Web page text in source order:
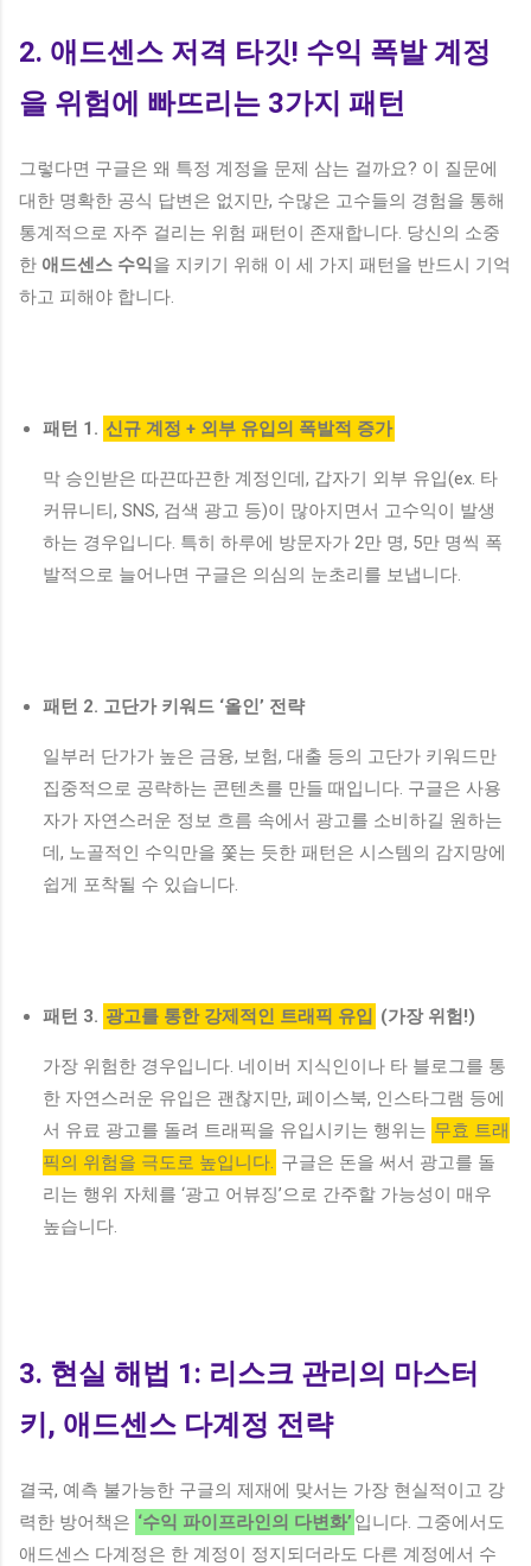
2. 애드센스 저격 타깃! 수익 폭발 계정
을 위험에 빠뜨리는 3가지 패턴
그렇다면 구글은 왜 특정 계정을 문제 삼는 걸까요? 이 질문에
대한 명확한 공식 답변은 없지만, 수많은 고수들의 경험을 통해
통계적으로 자주 걸리는 위험 패턴이 존재합니다. 당신의 소중
한 애드센스 수익을 지키기 위해 이 세 가지 패턴을 반드시 기억
하고 피해야 합니다.
패턴 1. 신규 계정 + 외부 유입의 폭발적 증가
막 승인받은 따끈따끈한 계정인데, 갑자기 외부 유입(ex. 타
커뮤니티, SNS, 검색 광고 등)이 많아지면서 고수익이 발생
하는 경우입니다. 특히 하루에 방문자가 2만 명, 5만 명씩 폭
발적으로 늘어나면 구글은 의심의 눈초리를 보냅니다.
패턴 2. 고단가 키워드 ‘올인’ 전략
일부러 단가가 높은 금융, 보험, 대출 등의 고단가 키워드만
집중적으로 공략하는 콘텐츠를 만들 때입니다. 구글은 사용
자가 자연스러운 정보 흐름 속에서 광고를 소비하길 원하는
데, 노골적인 수익만을 쫓는 듯한 패턴은 시스템의 감지망에
쉽게 포착될 수 있습니다.
패턴 3. 광고를 통한 강제적인 트래픽 유입 (가장 위험!)
가장 위험한 경우입니다. 네이버 지식인이나 타 블로그를 통
한 자연스러운 유입은 괜찮지만, 페이스북, 인스타그램 등에
서 유료 광고를 돌려 트래픽을 유입시키는 행위는 무효 트래
픽의 위험을 극도로 높입니다. 구글은 돈을 써서 광고를 돌
리는 행위 자체를 ‘광고 어뷰징’으로 간주할 가능성이 매우
높습니다.
3. 현실 해법 1: 리스크 관리의 마스터
키, 애드센스 다계정 전략
결국, 예측 불가능한 구글의 제재에 맞서는 가장 현실적이고 강
력한 방어책은 ‘수익 파이프라인의 다변화’ 입니다. 그중에서도
애드센스 다계정은 한 계정이 정지되더라도 다른 계정에서 수